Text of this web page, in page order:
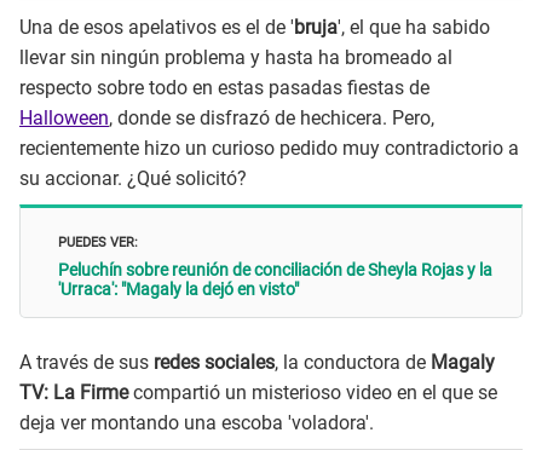
Una de esos apelativos es el de 'bruja', el que ha sabido
llevar sin ningún problema y hasta ha bromeado al
respecto sobre todo en estas pasadas fiestas de
Halloween, donde se disfrazó de hechicera. Pero,
recientemente hizo un curioso pedido muy contradictorio a
su accionar. ¿Qué solicitó?
PUEDES VER:
Peluchín sobre reunión de conciliación de Sheyla Rojas y la
'Urraca': "Magaly la dejó en visto"
A través de sus redes sociales, la conductora de Magaly
TV: La Firmecompartió un misterioso video en el que se
deja ver montando una escoba 'voladora'.